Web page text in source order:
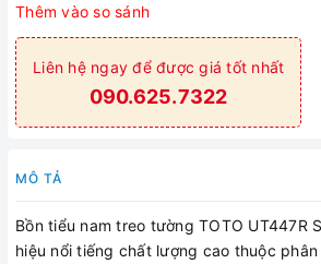
Thêm vào so sánh
Liên hệ ngay để được giá tốt nhất
090.625.7322
MÔ TẢ
Bồn tiểu nam treo tường TOTO UT447R
hiệu nổi tiếng chất lượng cao thuộc